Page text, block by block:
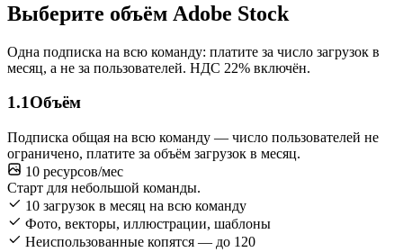
Выберите объём Adobe Stock
Одна подписка на всю команду: платите за число загрузок в
месяц, а не за пользователей. НДС 22% включён.
1.1Объём
Подписка общая на всю команду — число пользователей не
ограничено, платите за объём загрузок в месяц.
10 ресурсов/мес
Старт для небольшой команды.
10 загрузок в месяц на всю команду
Фото, векторы, иллюстрации, шаблоны
Неиспользованные копятся — до 120